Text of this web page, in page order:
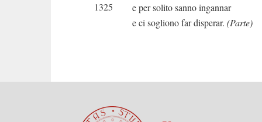
1325
e per solito sanno ingannar
e ci sogliono far disperar. (Parte)